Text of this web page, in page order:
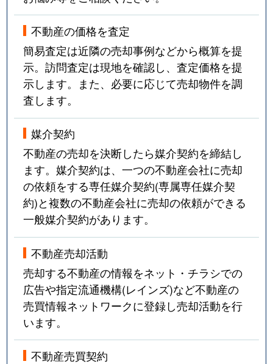
不動産の価格を査定
簡易査定は近隣の売却事例などから概算を提
示。訪問査定は現地を確認し、査定価格を提
示します。また、必要に応じて売却物件を調
査します。
媒介契約
不動産の売却を決断したら媒介契約を締結し
ます。媒介契約は、一つの不動産会社に売却
の依頼をする専任媒介契約(専属専任媒介契
約)と複数の不動産会社に売却の依頼ができる
一般媒介契約があります。
不動産売却活動
売却する不動産の情報をネット・チラシでの
広告や指定流通機構(レインズ)など不動産の
売買情報ネットワークに登録し売却活動を行
います。
不動産売買契約